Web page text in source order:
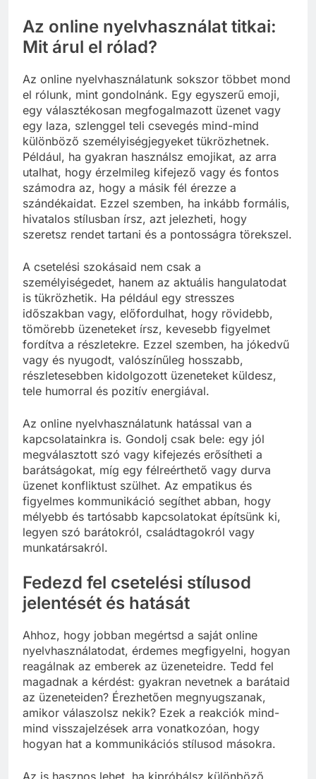
Az online nyelvhasználat titkai:
Mit árul el rólad?
Az online nyelvhasználatunk sokszor többet mond
el rólunk, mint gondolnánk. Egy egyszerű emoji,
egy választékosan megfogalmazott üzenet vagy
egy laza, szlenggel teli csevegés mind-mind
különböző személyiségjegyeket tükrözhetnek.
Például, ha gyakran használsz emojikat, az arra
utalhat, hogy érzelmileg kifejező vagy és fontos
számodra az, hogy a másik fél érezze a
szándékaidat. Ezzel szemben, ha inkább formális,
hivatalos stílusban írsz, azt jelezheti, hogy
szeretsz rendet tartani és a pontosságra törekszel.
A csetelési szokásaid nem csak a
személyiségedet, hanem az aktuális hangulatodat
is tükrözhetik. Ha például egy stresszes
időszakban vagy, előfordulhat, hogy rövidebb,
tömörebb üzeneteket írsz, kevesebb figyelmet
fordítva a részletekre. Ezzel szemben, ha jókedvű
vagy és nyugodt, valószínűleg hosszabb,
részletesebben kidolgozott üzeneteket küldesz,
tele humorral és pozitív energiával.
Az online nyelvhasználatunk hatással van a
kapcsolatainkra is. Gondolj csak bele: egy jól
megválasztott szó vagy kifejezés erősítheti a
barátságokat, míg egy félreérthető vagy durva
üzenet konfliktust szülhet. Az empatikus és
figyelmes kommunikáció segíthet abban, hogy
mélyebb és tartósabb kapcsolatokat építsünk ki,
legyen szó barátokról, családtagokról vagy
munkatársakról.
Fedezd fel csetelési stílusod
jelentését és hatását
Ahhoz, hogy jobban megértsd a saját online
nyelvhasználatodat, érdemes megfigyelni, hogyan
reagálnak az emberek az üzeneteidre. Tedd fel
magadnak a kérdést: gyakran nevetnek a barátaid
az üzeneteiden? Érezhetően megnyugszanak,
amikor válaszolsz nekik? Ezek a reakciók mind-
mind visszajelzések arra vonatkozóan, hogy
hogyan hat a kommunikációs stílusod másokra.
Az is hasznos lehet, ha kipróbálsz különböző